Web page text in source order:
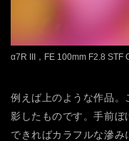
α7R III，FE 100mm F2.8 STF
例えば上のような作品。
影したものです。手前ぼ
できればカラフルな滲